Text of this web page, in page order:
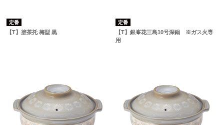
定番
【T】塗茶托 梅型 黒
定番
【T】銀峯花三島10号深鍋 ※ガス火専
用